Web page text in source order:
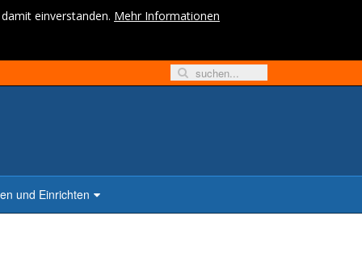
einverstanden. Mehr Informationen
und Einrichten